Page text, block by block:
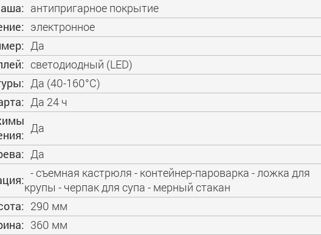
антипригарное покрытие
электронное
Да
светодиодный (LED)
Да (40-160°С)
Да 24 ч
Да
Да
- съемная кастрюля - контейнер-пароварка - ложка для
крупы - черпак для супа - мерный стакан
290 мм
360 мм